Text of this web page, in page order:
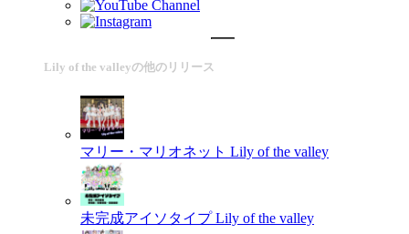
Lily of the valleyの他のリリース
マリー・マリオネット Lily of the valley
未完成アイソタイプ Lily of the valley